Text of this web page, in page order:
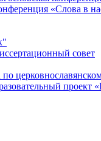
«Cлова в
совет
проект